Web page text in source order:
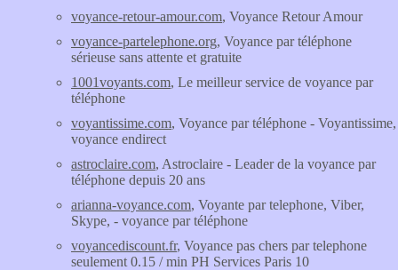
voyance-retour-amour.com, Voyance Retour Amour
voyance-partelephone.org, Voyance par téléphone
sérieuse sans attente et gratuite
1001voyants.com, Le meilleur service de voyance par
téléphone
voyantissime.com, Voyance par téléphone - Voyantissime,
voyance endirect
astroclaire.com, Astroclaire - Leader de la voyance par
téléphone depuis 20 ans
arianna-voyance.com, Voyante par telephone, Viber,
Skype, - voyance par téléphone
voyancediscount.fr, Voyance pas chers par telephone
seulement 0.15 / min PH Services Paris 10